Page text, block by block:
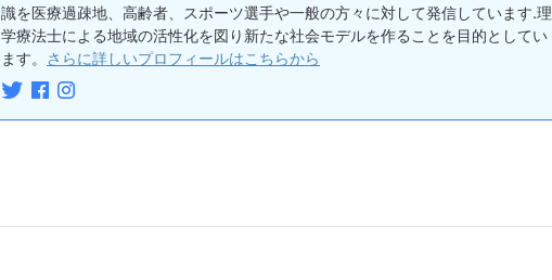
識を医療過疎地、高齢者、スポーツ選手や一般の方々に対して発信しています.理
学療法士による地域の活性化を図り新たな社会モデルを作ることを目的としてい
ます。
さらに詳しいプロフィールはこちらから